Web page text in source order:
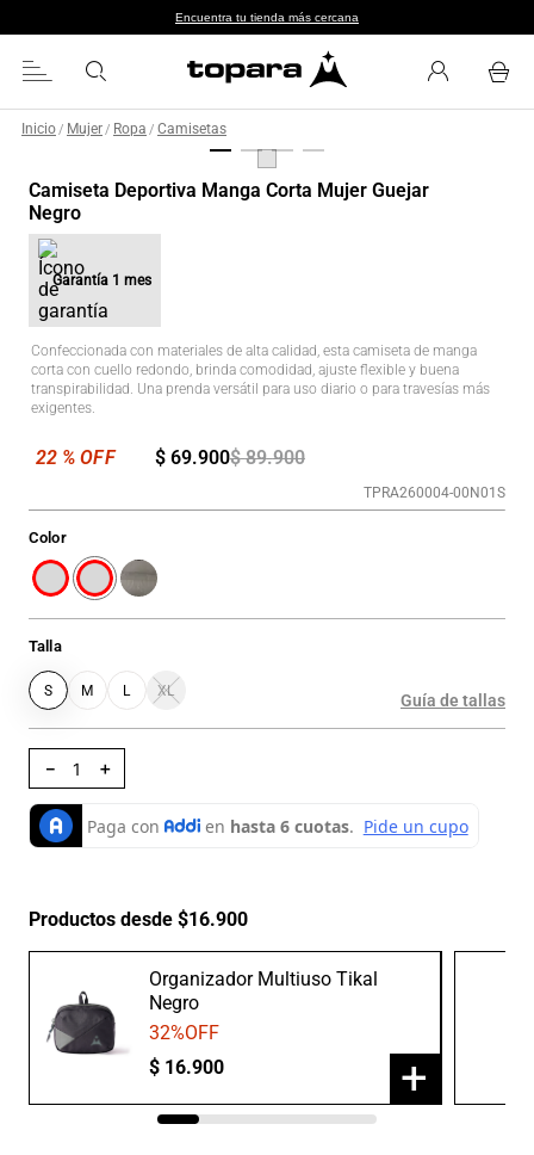
Encuentra tu tienda más cercana
Inicio / Mujer / Ropa / Camisetas
Camiseta Deportiva Manga Corta Mujer Guejar
Negro
Garantía 1 mes
Confeccionada con materiales de alta calidad, esta camiseta de manga
corta con cuello redondo, brinda comodidad, ajuste flexible y buena
transpirabilidad. Una prenda versátil para uso diario o para travesías más
exigentes.
$ 89.900
$ 69.900
TPRA260004-00N01S
Talla
S M L XL
Color
Guía de tallas
＋
－
Productos desde $16.900
Organizador Multiuso Tikal
Negro
32%OFF
$ 16.900 +